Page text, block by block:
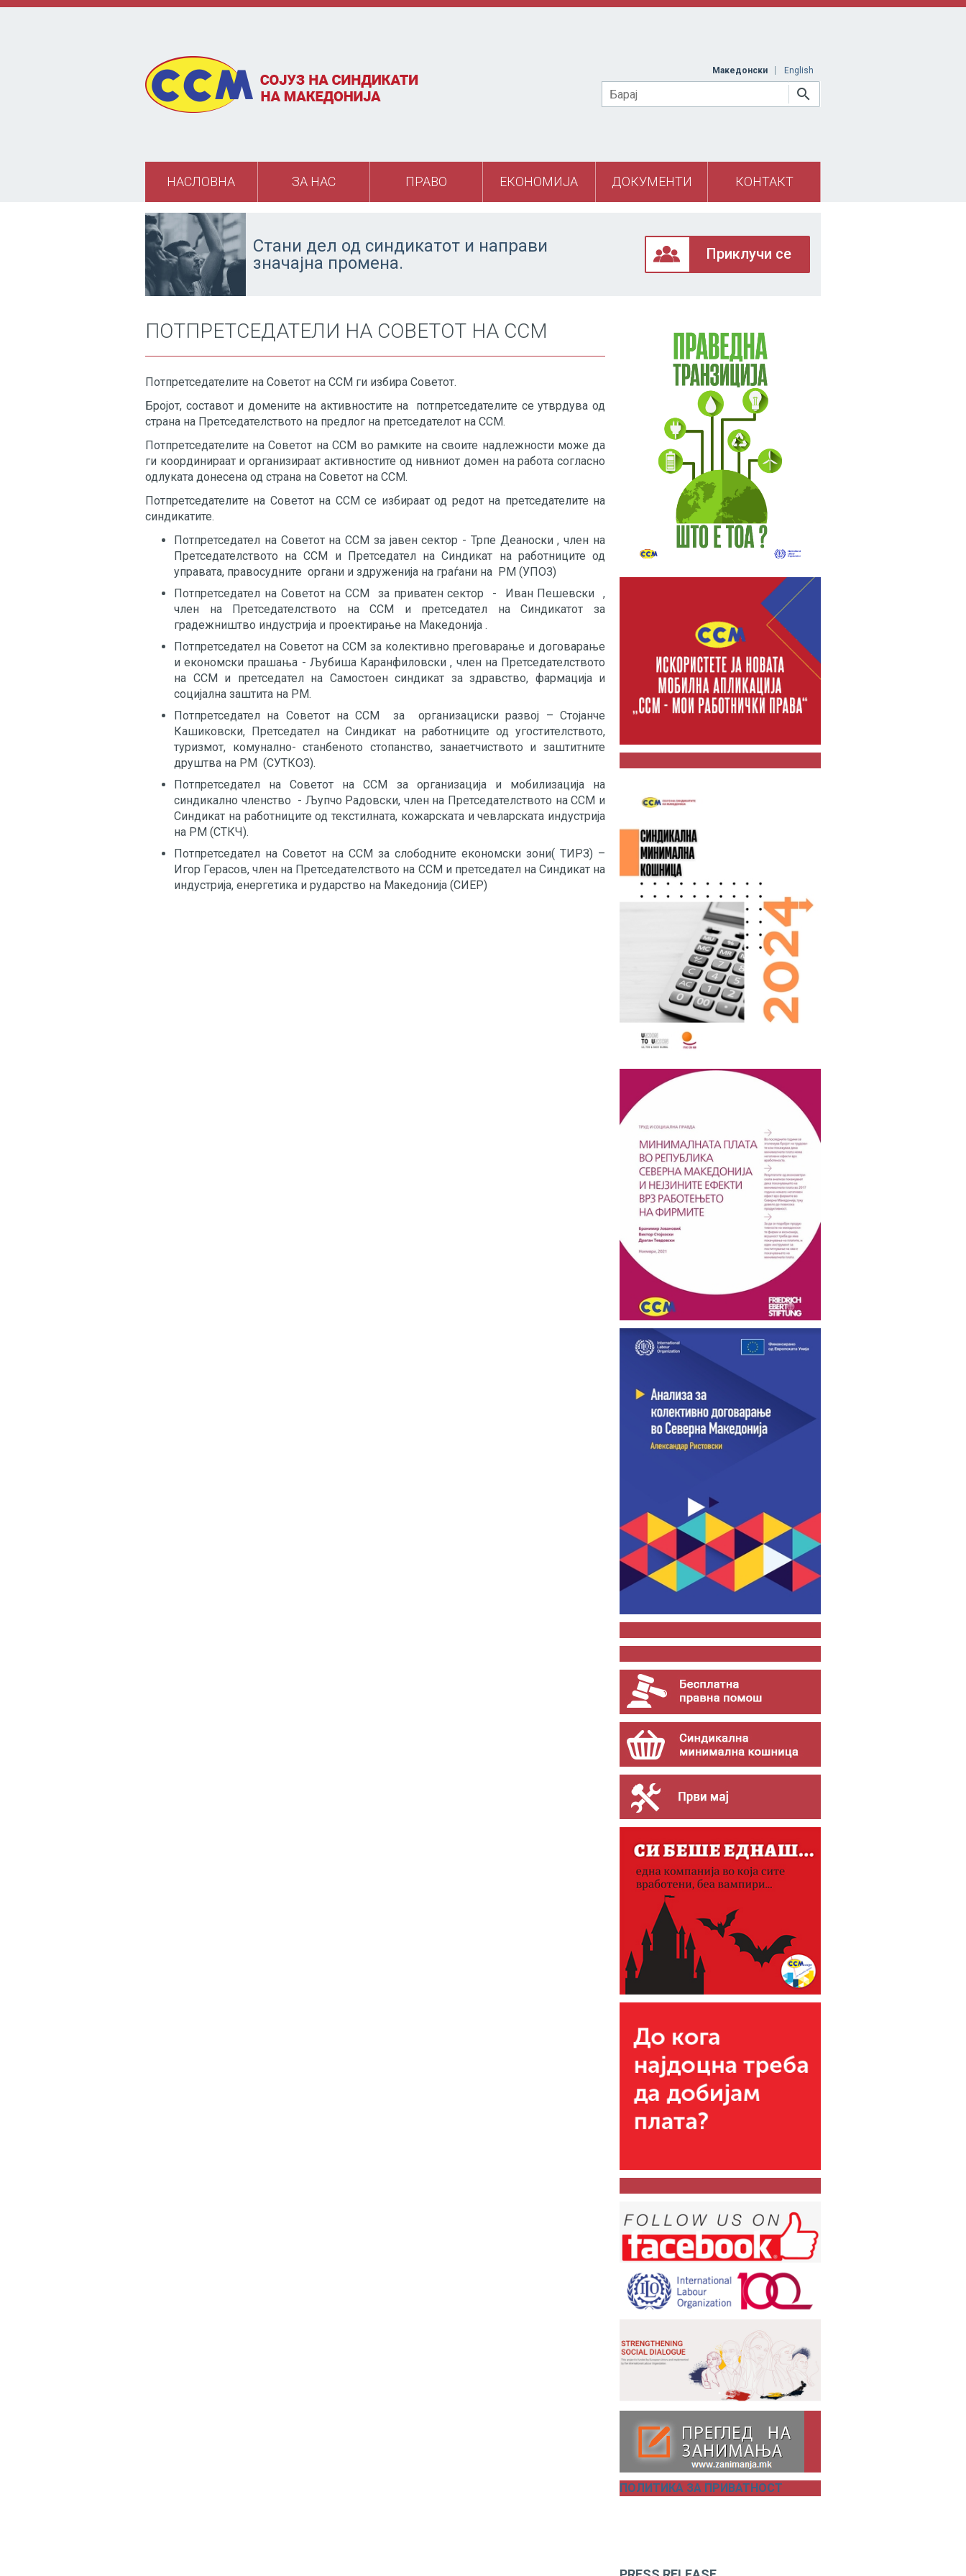
Skip to main content
Македонски English
Барај
НАСЛОВНА ЗА НАС ПРАВО ЕКОНОМИЈА ДОКУМЕНТИ КОНТАКТ
Стани дел од синдикатот и направи
значајна промена.
Приклучи се
ПОТПРЕТСЕДАТЕЛИ НА СОВЕТОТ НА ССМ
Потпретседателите на Советот на ССМ ги избира Советот.
Бројот, составот и домените на активностите на потпретседателите се утврдува од
страна на Претседателството на предлог на претседателот на ССМ.
Потпретседателите на Советот на ССМ во рамките на своите надлежности може да
ги координираат и организираат активностите од нивниот домен на работа согласно
одлуката донесена од страна на Советот на ССМ.
Потпретседателите на Советот на ССМ се избираат од редот на претседателите на
синдикатите.
Потпретседател на Советот на ССМ за јавен сектор - Трпе Деаноски , член на
Претседателството на ССМ и Претседател на Синдикат на работниците од
управата, правосудните органи и здруженија на граѓани на РМ (УПОЗ)
Потпретседател на Советот на ССМ за приватен сектор - Иван Пешевски ,
член на Претседателството на ССМ и претседател на Синдикатот за
градежништво индустрија и проектирање на Македонија .
Потпретседател на Советот на ССМ за колективно преговарање и договарање
и економски прашања - Љубиша Каранфиловски , член на Претседателството
на ССМ и претседател на Самостоен синдикат за здравство, фармација и
социјална заштита на РМ.
Потпретседател на Советот на ССМ за организациски развој – Стојанче
Кашиковски, Претседател на Синдикат на работниците од угостителството,
туризмот, комунално- станбеното стопанство, занаетчиството и заштитните
друштва на РМ (СУТКОЗ).
Потпретседател на Советот на ССМ за организација и мобилизација на
синдикално членство - Љупчо Радовски, член на Претседателството на ССМ и
Синдикат на работниците од текстилната, кожарската и чевларската индустрија
на РМ (СТКЧ).
Потпретседател на Советот на ССМ за слободните економски зони( ТИРЗ) –
Игор Герасов, член на Претседателството на ССМ и претседател на Синдикат на
индустрија, енергетика и рударство на Македонија (СИЕР)
ПОЛИТИКА ЗА ПРИВАТНОСТ